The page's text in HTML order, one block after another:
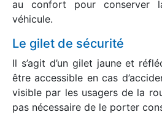
au confort pour conserver
véhicule.
Le gilet de sécurité
Il s’agit d’un gilet jaune et
être accessible en cas
visible par les usagers de la
pas nécessaire de le porter